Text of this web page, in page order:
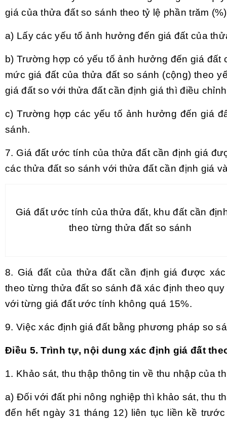
giá của thửa đất so sánh theo tỷ lệ phần trăm
a) Lấy các yếu tố ảnh hưởng đến giá đất của
b) Trường hợp có yếu tố ảnh hưởng đến giá
mức giá đất của thửa đất so sánh (cộng) theo
giá đất so với thửa đất cần định giá thì điều
c) Trường hợp các yếu tố ảnh hưởng đến giá
sánh.
7. Giá đất ước tính của thửa đất cần định giá
các thửa đất so sánh với thửa đất cần định giá
Giá đất ước tính của thửa đất, khu đất cần
theo từng thửa đất so sánh
8. Giá đất của thửa đất cần định giá được
theo từng thửa đất so sánh đã xác định theo
vớitừng giá đất ước tính không quá 15%.
9. Việc xác định giá đất bằng phương pháp so
Điều 5. Trình tự, nội dung xác định giá đất
1. Khảo sát, thu thập thông tin về thu nhập của
a) Đối với đất phi nông nghiệp thì khảo sát, thu
đến hết ngày 31 tháng 12) liên tục liền kề